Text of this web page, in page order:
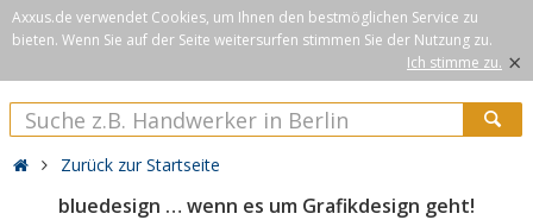
Axxus.de verwendet Cookies, um Ihnen den bestmöglichen Service zu
bieten. Wenn Sie auf der Seite weitersurfen stimmen Sie der Nutzung zu.
Ich stimme zu. ×
Zurück zur Startseite
bluedesign … wenn es um Grafikdesign geht!